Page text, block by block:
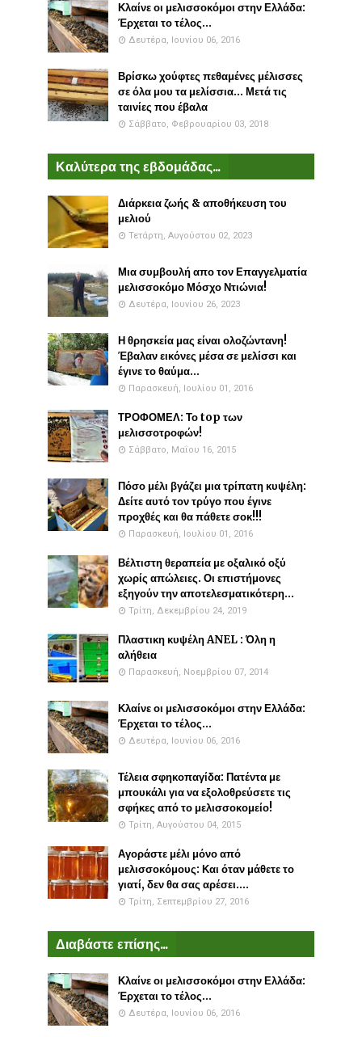
Κλαίνε οι μελισσοκόμοι στην Ελλάδα:
Έρχεται το τέλος...
Δευτέρα, Ιουνίου 06, 2016
Βρίσκω χούφτες πεθαμένες μέλισσες
σε όλα μου τα μελίσσια... Μετά τις
ταινίες που έβαλα
Σάββατο, Φεβρουαρίου 03, 2018
Καλύτερα της εβδομάδας...
Διάρκεια ζωής & αποθήκευση του
μελιού
Τετάρτη, Αυγούστου 02, 2023
Μια συμβουλή απο τον Επαγγελματία
μελισσοκόμο Μόσχο Ντιώνια!
Δευτέρα, Ιουνίου 26, 2023
Η θρησκεία μας είναι ολοζώντανη!
Έβαλαν εικόνες μέσα σε μελίσσι και
έγινε το θαύμα...
Παρασκευή, Ιουλίου 01, 2016
ΤΡΟΦΟΜΕΛ: Το top των
μελισσοτροφών!
Σάββατο, Μαΐου 16, 2015
Πόσο μέλι βγάζει μια τρίπατη κυψέλη:
Δείτε αυτό τον τρύγο που έγινε
προχθές και θα πάθετε σοκ!!!
Παρασκευή, Ιουλίου 01, 2016
Βέλτιστη θεραπεία με οξαλικό οξύ
χωρίς απώλειες. Οι επιστήμονες
εξηγούν την αποτελεσματικότερη...
Τρίτη, Δεκεμβρίου 24, 2019
Πλαστικη κυψέλη ANEL : Όλη η
αλήθεια
Παρασκευή, Νοεμβρίου 07, 2014
Κλαίνε οι μελισσοκόμοι στην Ελλάδα:
Έρχεται το τέλος...
Δευτέρα, Ιουνίου 06, 2016
Τέλεια σφηκοπαγίδα: Πατέντα με
μπουκάλι για να εξολοθρεύσετε τις
σφήκες από το μελισσοκομείο!
Τρίτη, Αυγούστου 04, 2015
Αγοράστε μέλι μόνο από
μελισσοκόμους: Και όταν μάθετε το
γιατί, δεν θα σας αρέσει....
Τρίτη, Σεπτεμβρίου 27, 2016
Διαβάστε επίσης...
Κλαίνε οι μελισσοκόμοι στην Ελλάδα:
Έρχεται το τέλος...
Δευτέρα, Ιουνίου 06, 2016